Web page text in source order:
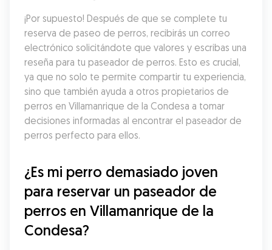
¡Por supuesto! Después de que se complete tu
reserva de paseo de perros, recibirás un correo
electrónico solicitándote que valores y escribas una
reseña para tu paseador de perros. Esto es crucial,
ya que no solo te permite compartir tu experiencia,
sino que también ayuda a otros propietarios de
perros en Villamanrique de la Condesa a tomar
decisiones informadas al encontrar el paseador de
perros perfecto para ellos.
¿Es mi perro demasiado joven
para reservar un paseador de
perros en Villamanrique de la
Condesa?